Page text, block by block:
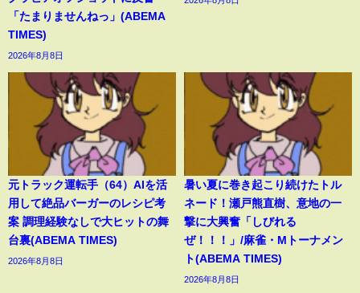
「たまりませんねっ」(ABEMA
TIMES)
2026年8月8日
元トラック運転手（64）AIを活
用して絶品バーガーのレシピ考
案 調理経験なしで大ヒットの舞
台裏(ABEMA TIMES)
2026年8月8日
暑い夏に巻き起こり続けたトル
ネード！瀬戸熊直樹、意地の一
撃に大興奮「しびれる
ぜ！！！」/麻雀・Mトーナメン
ト(ABEMA TIMES)
2026年8月8日